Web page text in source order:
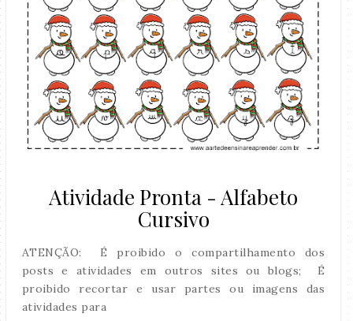
Atividade Pronta - Alfabeto
Cursivo
ATENÇÃO: É proibido o compartilhamento dos
posts e atividades em outros sites ou blogs; É
proibido recortar e usar partes ou imagens das
atividades para